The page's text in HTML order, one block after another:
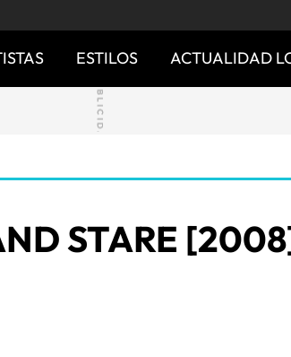
ESTILOS ACTUALIDAD
STARE